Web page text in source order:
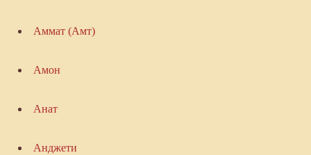
Аммат (Амт)
Амон
Анат
Анджети